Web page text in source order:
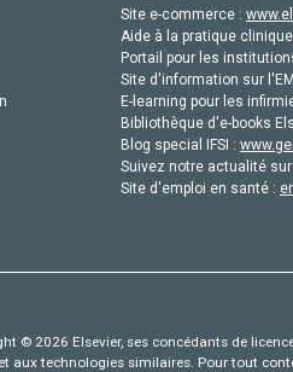
Site e-commerce :
Aide à la pratique
Portail pour les
Site d'information sur
E-learning pour les
Bibliothèque d'e-books
Blog special IFSI :
Suivez notre actualité
Site d'emploi en santé :
© 2026 Elsevier, ses concédants de
aux technologies similaires. Pour tout